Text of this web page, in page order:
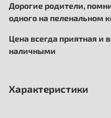
Дорогие родители,
одного на пеленальном
Цена всегда приятная и
наличными
Характеристики